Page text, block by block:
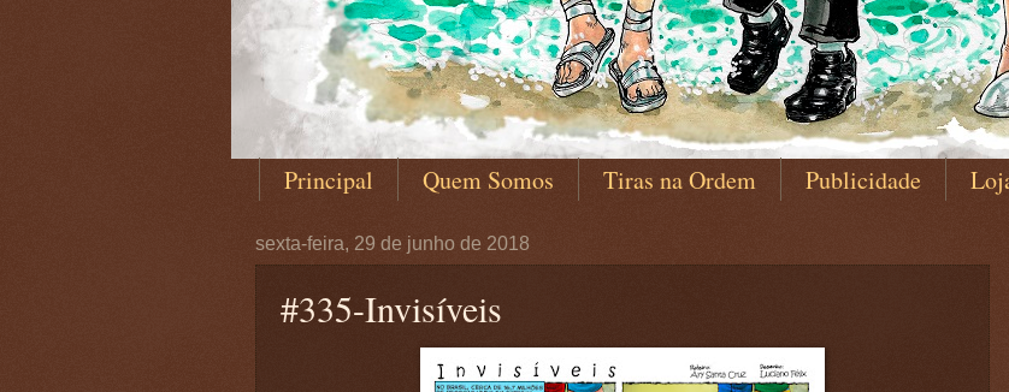
Principal Quem Somos Tiras na Ordem Publicidade
sexta-feira, 29 de junho de 2018
#335-Invisíveis